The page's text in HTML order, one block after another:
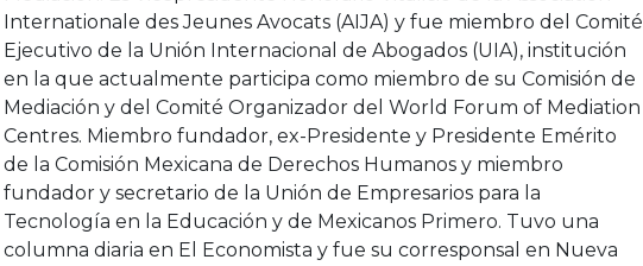
Internationale des Jeunes Avocats (AIJA) y fue miembro del Comité
Ejecutivo de la Unión Internacional de Abogados (UIA), institución
en la que actualmente participa como miembro de su Comisión de
Mediación y del Comité Organizador del World Forum of Mediation
Centres. Miembro fundador, ex-Presidente y Presidente Emérito
de la Comisión Mexicana de Derechos Humanos y miembro
fundador y secretario de la Unión de Empresarios para la
Tecnología en la Educación y de Mexicanos Primero. Tuvo una
columna diaria en El Economista y fue su corresponsal en Nueva